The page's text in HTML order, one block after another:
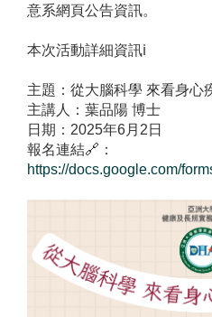
意系網頁公告資訊。
本次活動詳細資訊ℹ️
主題：從大腦科學 來看身心
主講人：葉品陽 博士
日期：2025年6月2日
報名連結🔗：
https://docs.google.com/